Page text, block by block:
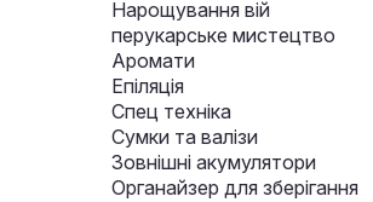
Нарощування вій
перукарське мистецтво
Аромати
Епіляція
Спец техніка
Сумки та валізи
Зовнішні акумулятори
Органайзер для зберігання